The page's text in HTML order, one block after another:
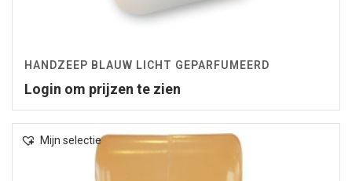
HANDZEEP BLAUW LICHT GEPARFUMEERD
Login om prijzen te zien
Mijn selectie